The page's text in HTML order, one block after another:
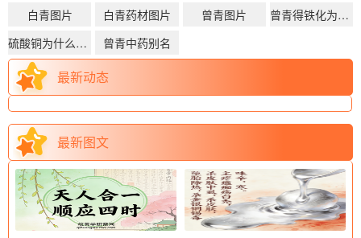
白青图片
白青药材图片 曾青图片
曾青得铁化为铜读音
硫酸铜为什么叫曾青
曾青中药别名
最新动态
最新图文